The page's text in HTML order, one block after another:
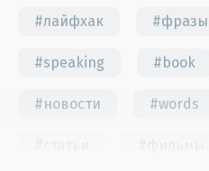
#лайфхак #фразы
#speaking #book
#новости #words